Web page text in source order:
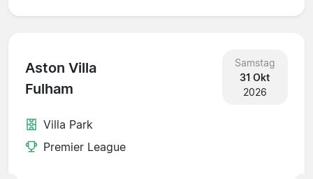
Aston Villa
Fulham
Samstag
31 Okt
2026
Villa Park
Premier League